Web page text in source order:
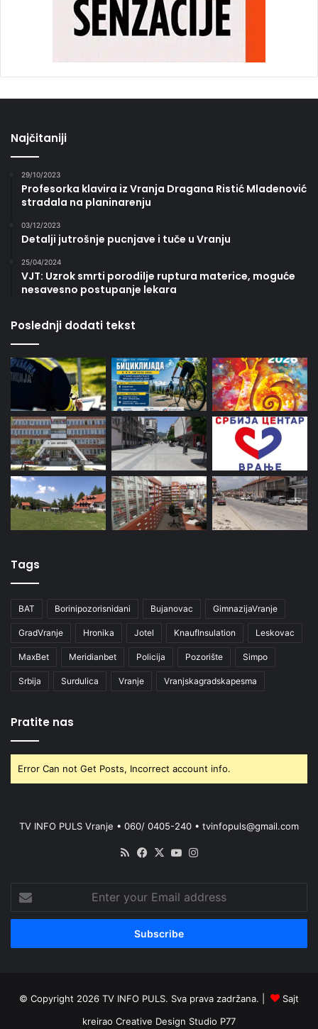
Najčitaniji
29/10/2023
Profesorka klavira iz Vranja Dragana Ristić Mladenović
stradala na planinarenju
03/12/2023
Detalji jutrošnje pucnjave i tuče u Vranju
25/04/2024
VJT: Uzrok smrti porodilje ruptura materice, moguće
nesavesno postupanje lekara
Poslednji dodati tekst
Tags
BAT Borinipozorisnidani Bujanovac GimnazijaVranje
GradVranje Hronika Jotel KnaufInsulation Leskovac
MaxBet Meridianbet Policija Pozorište Simpo
Srbija Surdulica Vranje Vranjskagradskapesma
Pratite nas
Error Can not Get Posts, Incorrect account info.
TV INFO PULS Vranje • 060/ 0405-240 • tvinfopuls@gmail.com
RSS Facebook
X YouTube
your
Email
© Copyright 2026 TV INFO PULS. Sva prava zadržana. |
Sajt
kreirao Creative Design Studio P77